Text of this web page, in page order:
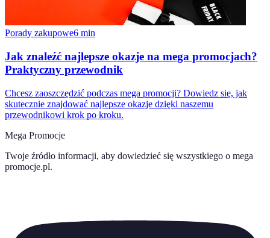
Porady zakupowe6 min
Jak znaleźć najlepsze okazje na mega promocjach?
Praktyczny przewodnik
Chcesz zaoszczędzić podczas mega promocji? Dowiedz się, jak
skutecznie znajdować najlepsze okazje dzięki naszemu
przewodnikowi krok po kroku.
Mega Promocje
Twoje źródło informacji, aby dowiedzieć się wszystkiego o mega
promocje.pl.